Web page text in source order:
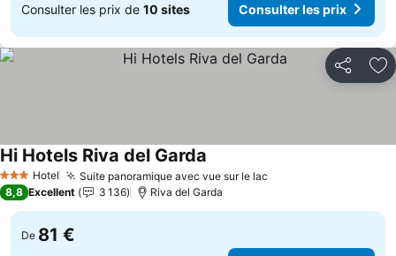
Consulter les prix de 10 sites Consulter les prix
Partager
3 ÉtoilesHotel Suite panoramique avec vue sur le lac
Hi Hotels Riva del Garda
8,8 Excellent 3 136 Riva del Garda
De 81 €